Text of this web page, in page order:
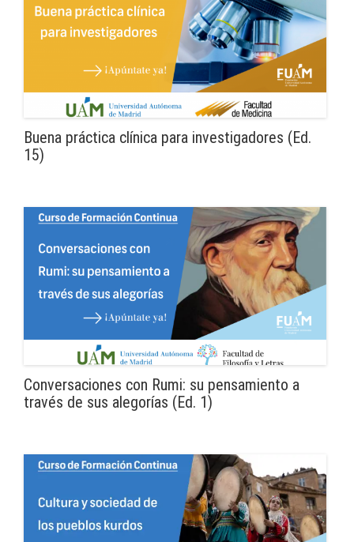
Buena práctica clínica para investigadores (Ed.
15)
Conversaciones con Rumi: su pensamiento a
través de sus alegorías (Ed. 1)